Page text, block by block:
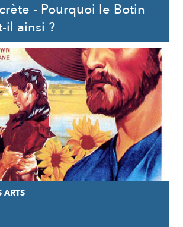
- Pourquoi le Botin
il ainsi ?
ARTS